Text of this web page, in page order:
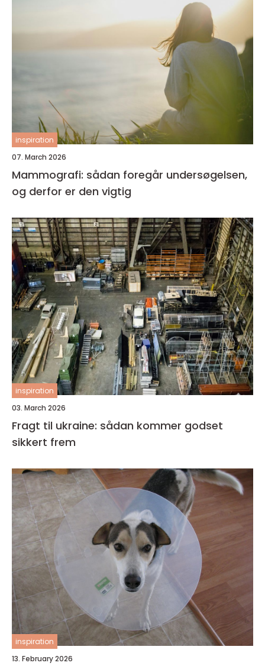
inspiration
07. March 2026
Mammografi: sådan foregår undersøgelsen,
og derfor er den vigtig
inspiration
03. March 2026
Fragt til ukraine: sådan kommer godset
sikkert frem
inspiration
13. February 2026